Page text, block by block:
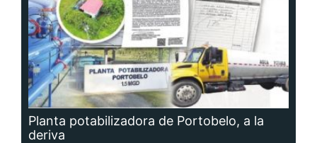
Planta potabilizadora de Portobelo, a la
deriva